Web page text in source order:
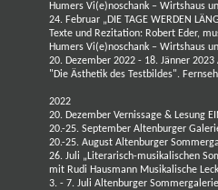
Humers Vi(e)noschank – Wirtshaus
24. Februar „DIE TAGE WERDEN
Texte und Rezitation: Robert Eder,
Humers Vi(e)noschank – Wirtshaus
20. Dezember 2022 - 18. Jänner 2023
"Die Ästhetik des Testbildes".
2022
20. Dezember Vernissage & Lesung
20.-25. September Altenburger
20.-25. August Altenburger
26. Juli „Literarisch-musikalischen
mit Rudi Hausmann Musikalische
3. - 7. Juli Altenburger